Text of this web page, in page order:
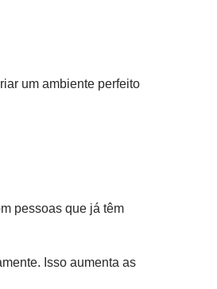
um ambiente perfeito
pessoas que já têm
Isso aumenta as